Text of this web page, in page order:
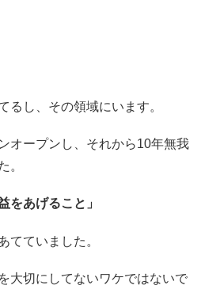
るし、その領域にいます。
オープンし、それから10年無我
。
をあげること」
てていました。
大切にしてないワケではないで